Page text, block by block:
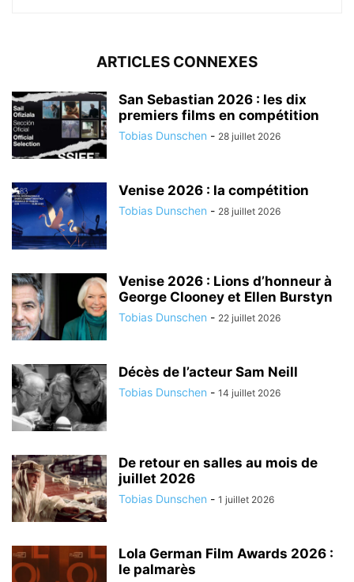
ARTICLES CONNEXES
San Sebastian 2026 : les dix
premiers films en compétition
Tobias Dunschen - 28 juillet 2026
Venise 2026 : la compétition
Tobias Dunschen - 28 juillet 2026
Venise 2026 : Lions d’honneur à
George Clooney et Ellen Burstyn
Tobias Dunschen - 22 juillet 2026
Décès de l’acteur Sam Neill
Tobias Dunschen - 14 juillet 2026
De retour en salles au mois de
juillet 2026
Tobias Dunschen - 1 juillet 2026
Lola German Film Awards 2026 :
le palmarès